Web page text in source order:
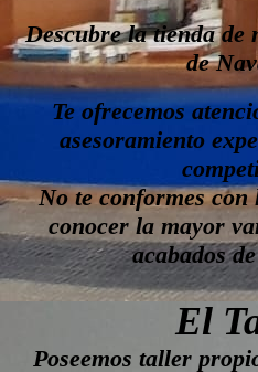
Descubre la tienda de
de
Te ofrecemos
asesoramiento
No te conformes con
conocer la mayor
acabados
El
Poseemos taller